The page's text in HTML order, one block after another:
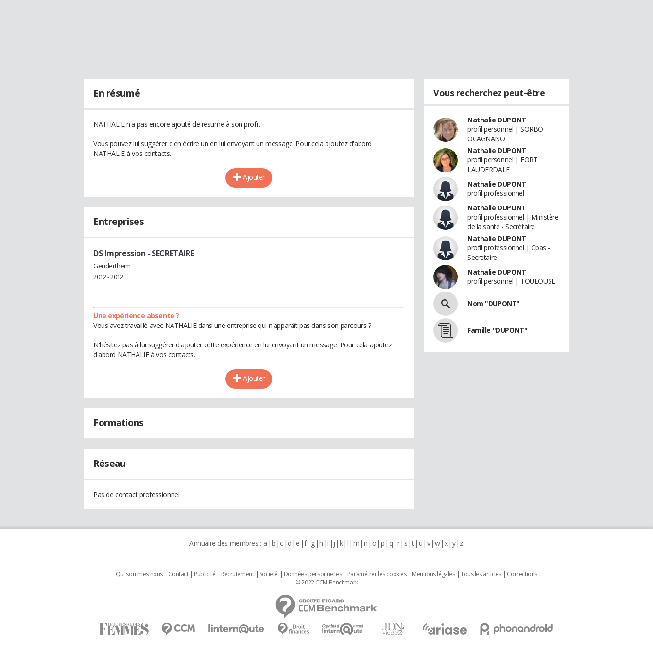
En résumé
NATHALIE n'a pas encore ajouté de résumé à son profil.
Vous pouvez lui suggérer d'en écrire un en lui envoyant un message. Pour cela ajoutez d'abord
NATHALIE à vos contacts.
Ajouter
Entreprises
DS Impression - SECRETAIRE
Geudertheim
2012 - 2012
Une expérience absente ?
Vous avez travaillé avec NATHALIE dans une entreprise qui n'apparaît pas dans son parcours ?
N'hésitez pas à lui suggérer d'ajouter cette expérience en lui envoyant un message. Pour cela ajoutez
d'abord NATHALIE à vos contacts.
Ajouter
Formations
Réseau
Pas de contact professionnel
Vous recherchez peut-être
Nathalie DUPONT
profil personnel | SORBO
OCAGNANO
Nathalie DUPONT
profil personnel | FORT
LAUDERDALE
Nathalie DUPONT
profil professionnel
Nathalie DUPONT
profil professionnel | Ministère
de la santé - Secrétaire
Nathalie DUPONT
profil professionnel | Cpas -
Secretaire
Nathalie DUPONT
profil personnel | TOULOUSE
Nom "DUPONT"
Famille "DUPONT"
Annuaire des membres : a b c d e f g h i j k l m n o p q r s t u v w x y z
Qui sommes nous Contact Publicité Recrutement Societé Données personnelles Paramétrer les cookies Mentions légales Tous les articles
Corrections
© 2022 CCM Benchmark